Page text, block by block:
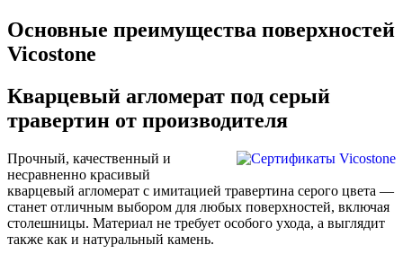
Основные преимущества поверхностей
Vicostone
Кварцевый агломерат под серый
травертин от производителя
Прочный, качественный и
несравненно красивый
кварцевый агломерат с имитацией травертина серого цвета —
станет отличным выбором для любых поверхностей, включая
столешницы. Материал не требует особого ухода, а выглядит
также как и натуральный камень.